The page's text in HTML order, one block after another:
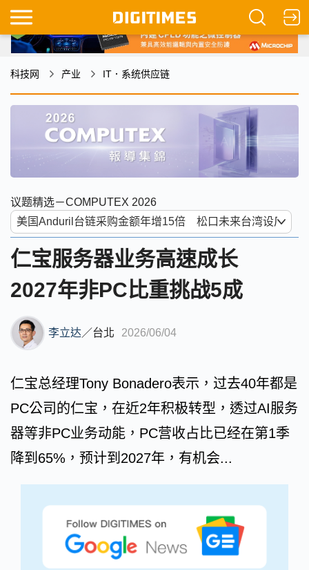
科技网 产业 IT．系统供应链
议题精选－COMPUTEX 2026
仁宝服务器业务高速成长
2027年非PC比重挑战5成
李立达／台北 2026/06/04
仁宝总经理Tony Bonadero表示，过去40年都是
PC公司的仁宝，在近2年积极转型，透过AI服务
器等非PC业务动能，PC营收占比已经在第1季
降到65%，预计到2027年，有机会...